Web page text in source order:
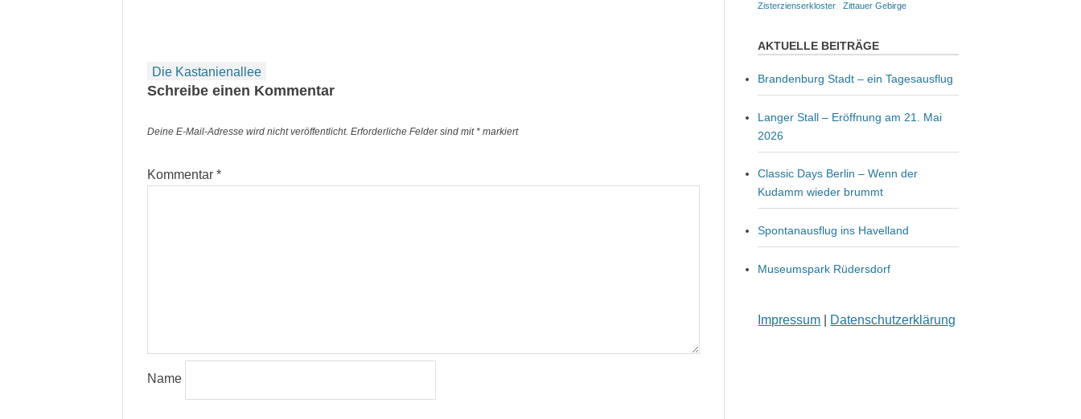
Beitragsnavigation
Die Kastanienallee
Schreibe einen Kommentar
Deine E-Mail-Adresse wird nicht veröffentlicht. Erforderliche Felder sind mit* markiert
Kommentar *
Name
Zisterzienserkloster Zittauer Gebirge
AKTUELLE BEITRÄGE
Brandenburg Stadt – ein Tagesausflug
Langer Stall – Eröffnung am 21. Mai
2026
Classic Days Berlin – Wenn der
Kudamm wieder brummt
Spontanausflug ins Havelland
Museumspark Rüdersdorf
Impressum Datenschutzerklärung